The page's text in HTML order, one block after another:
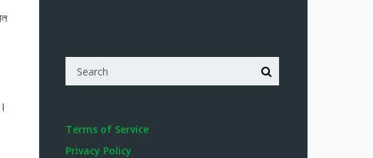
Terms of Service
Privacy Policy